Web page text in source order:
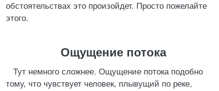
обстоятельствах это произойдет. Просто пожелайте
этого.
Ощущение потока
Тут немного сложнее. Ощущение потока подобно
тому, что чувствует человек, плывущий по реке,